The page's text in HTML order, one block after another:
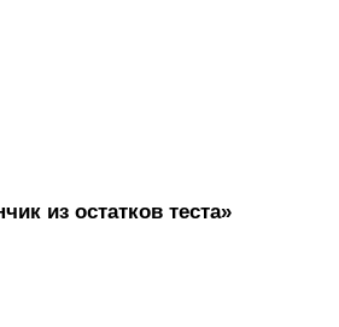
из остатков теста»